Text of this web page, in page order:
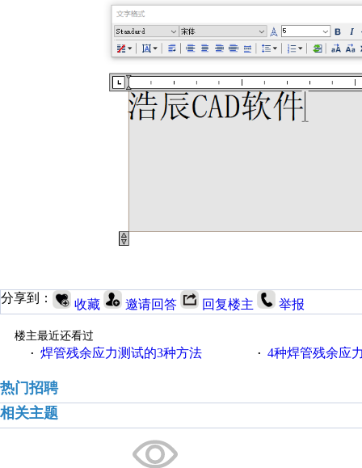
分享到： 收藏 邀请回答 回复楼主 举报
楼主最近还看过
· 焊管残余应力测试的3种方法 · 4种焊管残余应
热门招聘
相关主题